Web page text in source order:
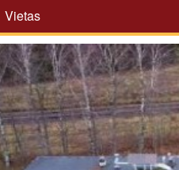
Vietas